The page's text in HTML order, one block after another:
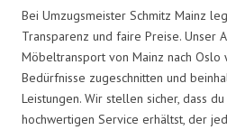
Bei Umzugsmeister Schmitz Mainz
Transparenz und faire Preise. Unser
Möbeltransport von Mainz nach
Bedürfnisse zugeschnitten und
Leistungen. Wir stellen sicher, dass
hochwertigen Service erhältst, der